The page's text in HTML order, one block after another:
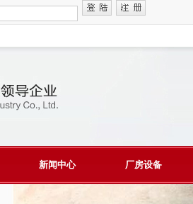
新闻中心 厂房设备